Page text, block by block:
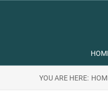
YOU ARE HERE: